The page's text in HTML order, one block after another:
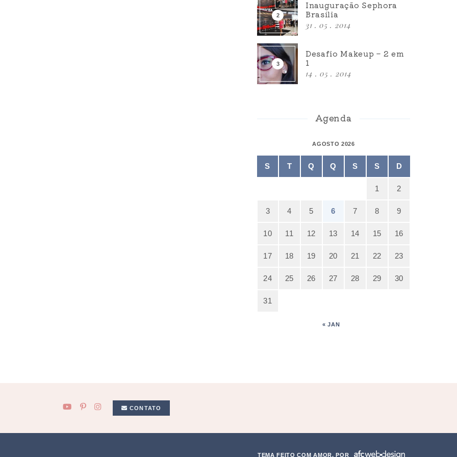
Inauguração Sephora
Brasília
31 . 05 . 2014
Desafio Makeup – 2 em
1
14 . 05 . 2014
Agenda
AGOSTO 2026
S T Q Q S S D
1 2
3 4 5 6 7 8 9
10 11 12 13 14 15 16
17 18 19 20 21 22 23
24 25 26 27 28 29 30
31
« JAN
CONTATO
TEMA FEITO COM AMOR, POR